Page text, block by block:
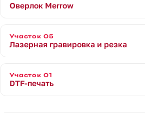
Оверлок Merrow
Участок 05
Лазерная гравировка и резка
Участок 01
DTF-печать